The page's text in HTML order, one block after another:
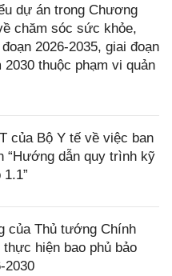
dự án trong Chương
chăm sóc sức khỏe,
2026-2035, giai đoạn
thuộc phạm vi quản
của Bộ Y tế về việc ban
“Hướng dẫn quy trình kỹ
của Thủ tướng Chính
hiện bao phủ bảo
2030